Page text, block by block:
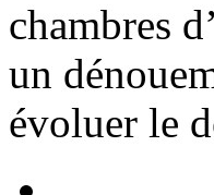
chambres
un
évoluer le